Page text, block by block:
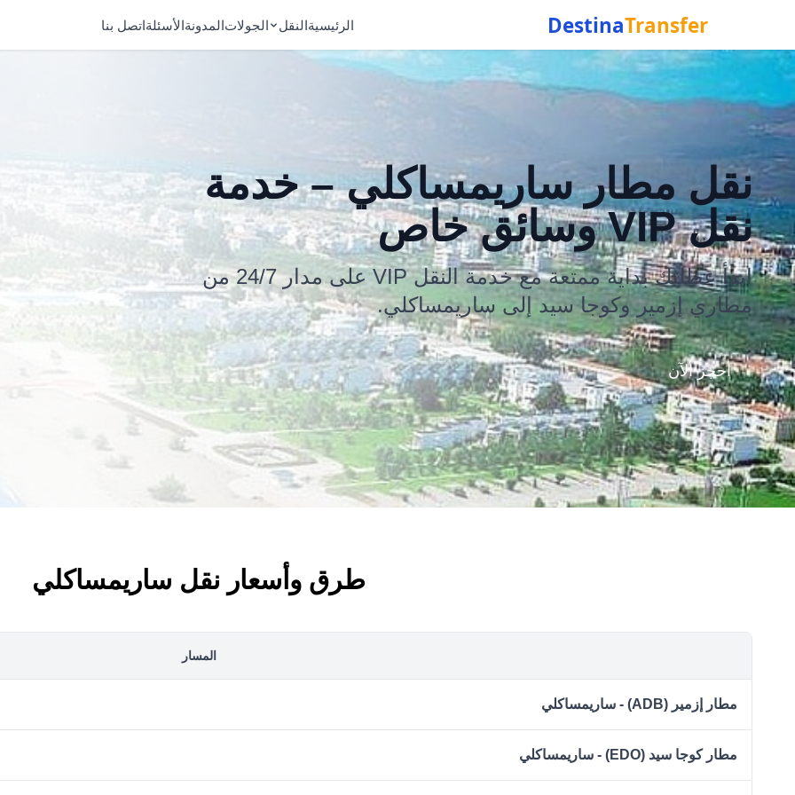
DestinaTransfer الرئيسيةالنقل الجولاتالمدونةالأسئلةاتصل بنا
نقل مطار ساريمساكلي – خدمة
نقل VIP وسائق خاص
ابدأ عطلتك بداية ممتعة مع خدمة النقل VIP على مدار 24/7 من
مطاري إزمير وكوجا سيد إلى ساريمساكلي.
احجز الآن
طرق وأسعار نقل ساريمساكلي
المسار
مطار إزمير (ADB) - ساريمساكلي
مطار كوجا سيد (EDO) - ساريمساكلي